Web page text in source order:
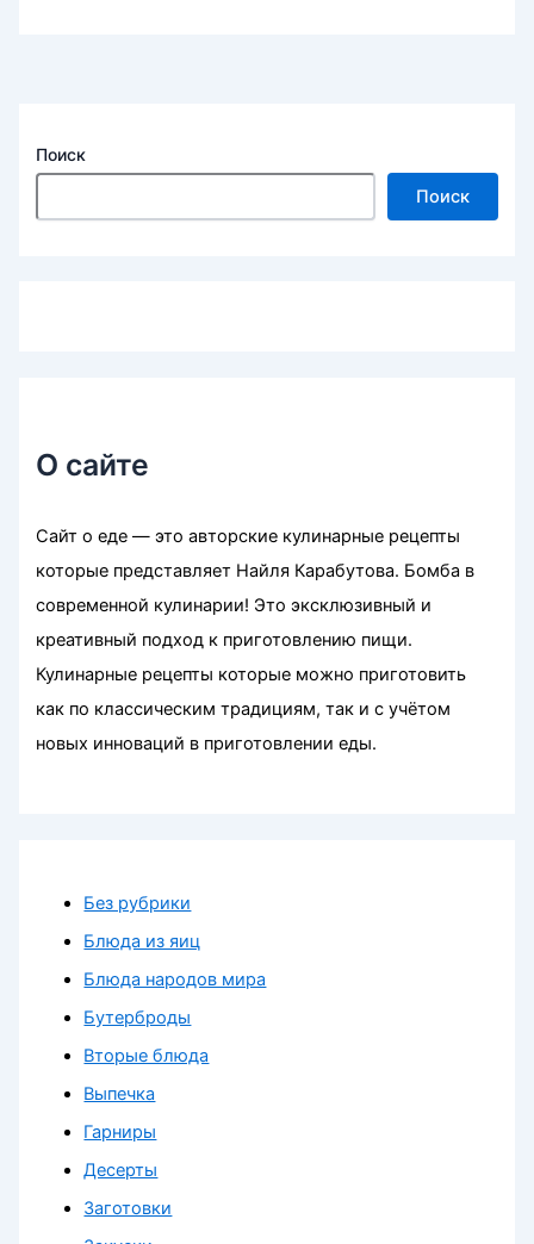
Поиск
Поиск
О сайте
Сайт о еде — это авторские кулинарные рецепты
которые представляет Найля Карабутова. Бомба в
современной кулинарии! Это эксклюзивный и
креативный подход к приготовлению пищи.
Кулинарные рецепты которые можно приготовить
как по классическим традициям, так и с учётом
новых инноваций в приготовлении еды.
Без рубрики
Блюда из яиц
Блюда народов мира
Бутерброды
Вторые блюда
Выпечка
Гарниры
Десерты
Заготовки